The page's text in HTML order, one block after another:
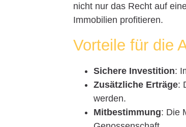
nicht nur das Recht auf
Immobilien profitieren.
Vorteile für die
Sichere Investition:
Zusätzliche Erträge:
werden.
Mitbestimmung: Die